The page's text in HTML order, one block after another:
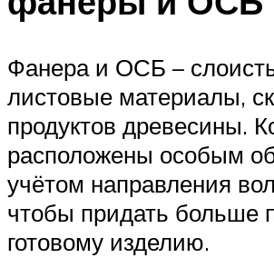
Фанера и ОСБ –
листовые материалы,
продуктов древесины.
расположены особым
учётом направления
чтобы придать больше
готовому изделию.